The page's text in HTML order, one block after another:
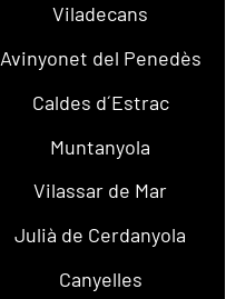
Viladecans
Avinyonet del Penedès
Caldes d´Estrac
Muntanyola
Vilassar de Mar
Julià de Cerdanyola
Canyelles